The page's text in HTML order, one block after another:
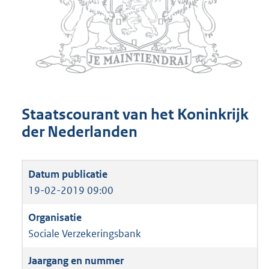
Staatscourant van het Koninkrijk
der Nederlanden
19-02-2019 09:00
Sociale Verzekeringsbank